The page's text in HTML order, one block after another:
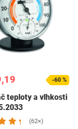
-60 %
teploty a vlhkosti
(62×)